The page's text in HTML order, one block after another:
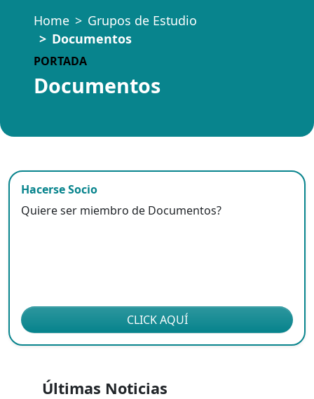
Home
Grupos de Estudio
Documentos
PORTADA
Documentos
Hacerse Socio
Quiere ser miembro de Documentos?
CLICK AQUÍ
Últimas Noticias